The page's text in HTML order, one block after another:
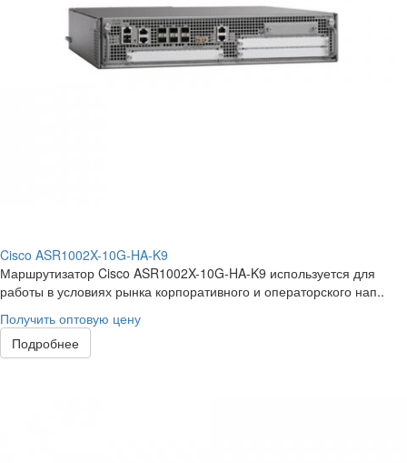
Cisco ASR1002X-10G-HA-K9
Маршрутизатор Cisco ASR1002X-10G-HA-K9 используется для
работы в условиях рынка корпоративного и операторского нап..
Получить оптовую цену
Подробнее